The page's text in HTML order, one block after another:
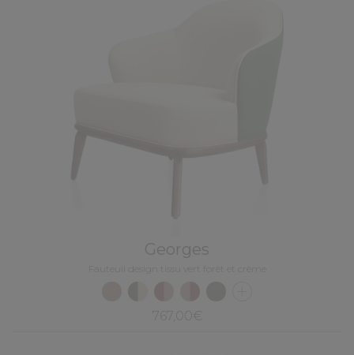
Georges
Fauteuil design tissu vert forêt et crème
767,00€